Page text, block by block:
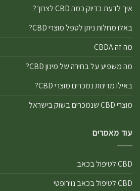
איך לדעת בדיוק כמה CBD לצרוך?
באלו מחלות ניתן לטפל מוצרי CBD?
מה זה CBDA
מה משפיע על בחירה של מינון CBD?
באילו מדינות נמכרים מוצרי CBD?
מוצרי CBD שנמכרים בשוק בישראל
עוד מאמרים
CBD לטיפול בכאב
CBD לטיפול בכאב נוירופטי